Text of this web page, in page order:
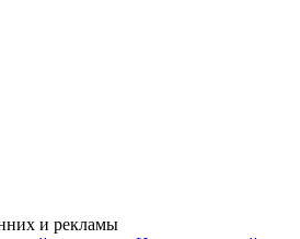
и рекламы